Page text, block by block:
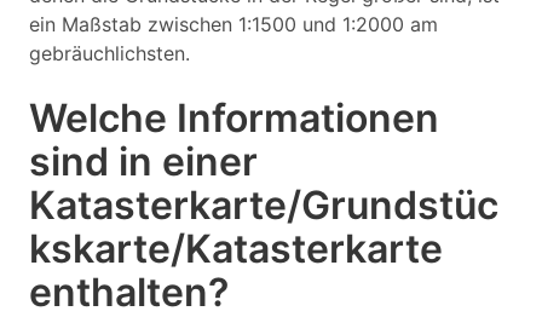
ein Maßstab zwischen 1:1500 und 1:2000 am
gebräuchlichsten.
Welche Informationen
sind in einer
Katasterkarte/Grundstüc
kskarte/Katasterkarte
enthalten?